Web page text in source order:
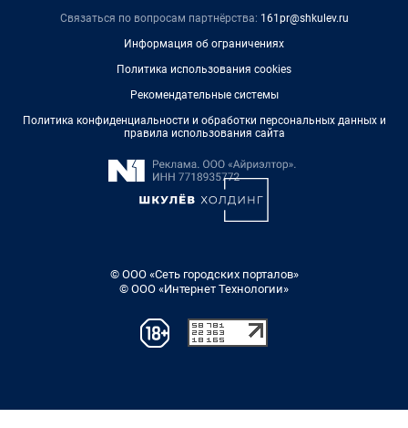
Связаться по вопросам партнёрства: 161pr@shkulev.ru
Информация об ограничениях
Политика использования cookies
Рекомендательные системы
Политика конфиденциальности и обработки персональных данных и
правила использования сайта
© ООО «Сеть городских порталов»
© ООО «Интернет Технологии»